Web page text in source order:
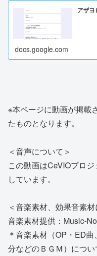
アザ
docs.google.com
※本ページに動画が掲載
たものとなります。
＜音声について＞
この動画はCeVIOプロ
しています。
＜音楽素材、効果音素
音楽素材提供：Music-
＊音楽素材（OP・ED
分などのＢＧＭ）につ